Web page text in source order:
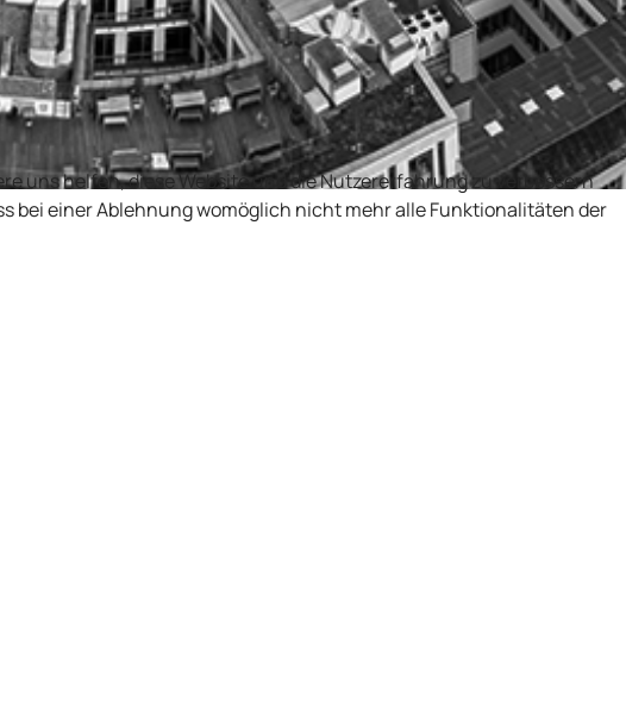
uns helfen, diese Website und die Nutzererfahrung zu verbessern
bei einer Ablehnung womöglich nicht mehr alle Funktionalitäten der